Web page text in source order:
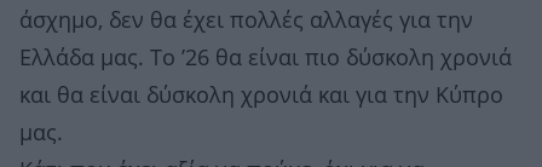
άσχημο, δεν θα έχει πολλές αλλαγές για την
Ελλάδα μας. Το ’26 θα είναι πιο δύσκολη χρονιά
και θα είναι δύσκολη χρονιά και για την Κύπρο
μας.